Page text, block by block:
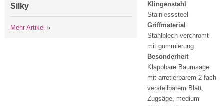
Klingenstahl
Stainlesssteel
Griffmaterial
Stahlblech verchromt
mit gummierung
Besonderheit
Klappbare Baumsäge
mit arretierbarem 2-fach
verstellbarem Blatt,
Zugsäge, medium
Silky
Mehr Artikel »